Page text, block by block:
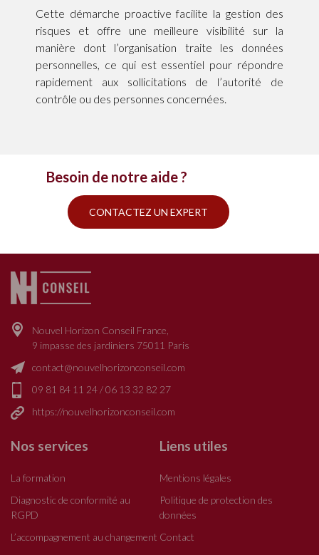
Cette démarche proactive facilite la gestion des
risques et offre une meilleure visibilité sur la
manière dont l’organisation traite les données
personnelles, ce qui est essentiel pour répondre
rapidement aux sollicitations de l’autorité de
contrôle ou des personnes concernées.
Besoin de notre aide ?
CONTACTEZ UN EXPERT
Nouvel Horizon Conseil France,
9 impasse des jardiniers 75011 Paris
contact@nouvelhorizonconseil.com
09 81 84 11 24/06 13 32 82 27
https://nouvelhorizonconseil.com
Nos services
La formation
Diagnostic de conformité au
RGPD
L’accompagnement au changement
Liens utiles
Mentions légales
Politique de protection des
données
Contact